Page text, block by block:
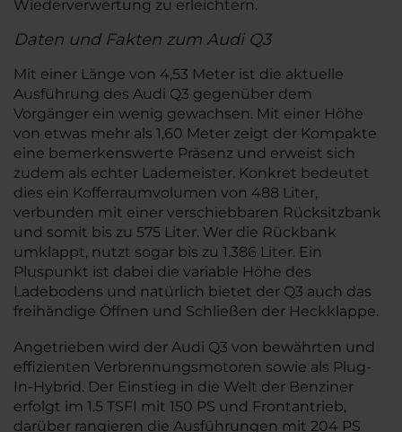
Wiederverwertung zu erleichtern.
Daten und Fakten zum Audi Q3
Mit einer Länge von 4,53 Meter ist die aktuelle
Ausführung des Audi Q3 gegenüber dem
Vorgänger ein wenig gewachsen. Mit einer Höhe
von etwas mehr als 1,60 Meter zeigt der Kompakte
eine bemerkenswerte Präsenz und erweist sich
zudem als echter Lademeister. Konkret bedeutet
dies ein Kofferraumvolumen von 488 Liter,
verbunden mit einer verschiebbaren Rücksitzbank
und somit bis zu 575 Liter. Wer die Rückbank
umklappt, nutzt sogar bis zu 1.386 Liter. Ein
Pluspunkt ist dabei die variable Höhe des
Ladebodens und natürlich bietet der Q3 auch das
freihändige Öffnen und Schließen der Heckklappe.
Angetrieben wird der Audi Q3 von bewährten und
effizienten Verbrennungsmotoren sowie als Plug-
In-Hybrid. Der Einstieg in die Welt der Benziner
erfolgt im 1.5 TSFI mit 150 PS und Frontantrieb,
darüber rangieren die Ausführungen mit 204 PS